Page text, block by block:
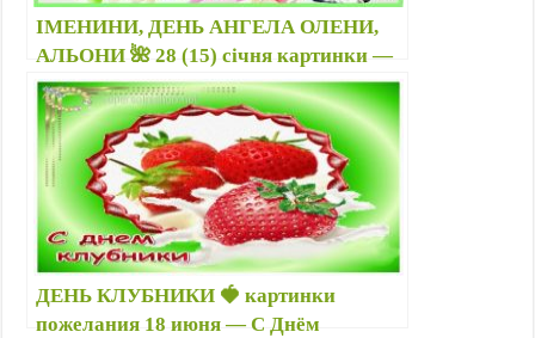
ІМЕНИНИ, ДЕНЬ АНГЕЛА ОЛЕНИ,
АЛЬОНИ 🌺 28 (15) січня картинки —
Красиві привітання, душевні світлини
Оленам, Альонам від душі
ДЕНЬ КЛУБНИКИ 🍓 картинки
пожелания 18 июня — С Днём